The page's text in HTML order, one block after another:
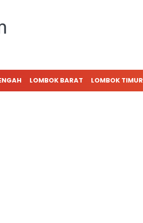
LOMBOK BARAT LOMBOK TIMUR